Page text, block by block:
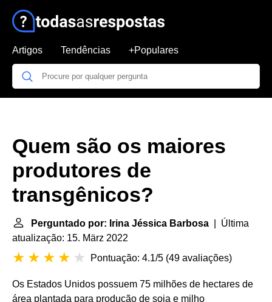
Artigos Tendências +Populares
Quem são os maiores
produtores de
transgênicos?
Perguntado por: Irina Jéssica Barbosa | Última
atualização: 15. März 2022
Pontuação: 4.1/5 (49 avaliações)
Os Estados Unidos possuem 75 milhões de hectares de
área plantada para produção de soja e milho